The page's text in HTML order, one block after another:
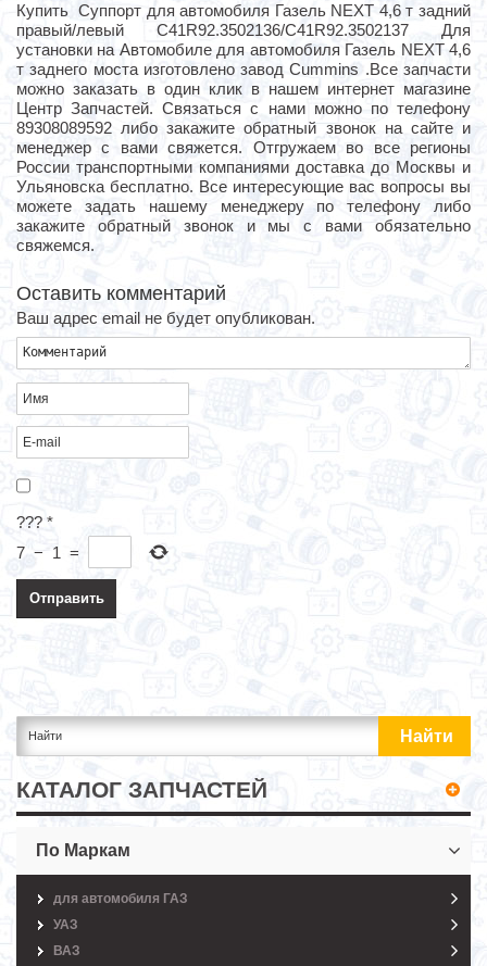
Купить Суппорт для автомобиля Газель NEXT 4,6 т задний
правый/левый C41R92.3502136/С41R92.3502137 Для
установки на Автомобиле для автомобиля Газель NEXT 4,6
т заднего моста изготовлено завод Cummins .Все запчасти
можно заказать в один клик в нашем интернет магазине
Центр Запчастей. Связаться с нами можно по телефону
89308089592 либо закажите обратный звонок на сайте и
менеджер с вами свяжется. Отгружаем во все регионы
России транспортными компаниями доставка до Москвы и
Ульяновска бесплатно. Все интересующие вас вопросы вы
можете задать нашему менеджеру по телефону либо
закажите обратный звонок и мы с вами обязательно
свяжемся.
Оставить комментарий
Ваш адрес email не будет опубликован.
??? *
7 − 1 =
КАТАЛОГ ЗАПЧАСТЕЙ
По Маркам
для автомобиля ГАЗ
УАЗ
ВАЗ